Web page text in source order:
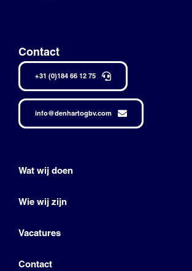
Contact
+31 (0)184 66 12 75
info@denhartogbv.com
Wat wij doen
Wie wij zijn
Vacatures
Contact